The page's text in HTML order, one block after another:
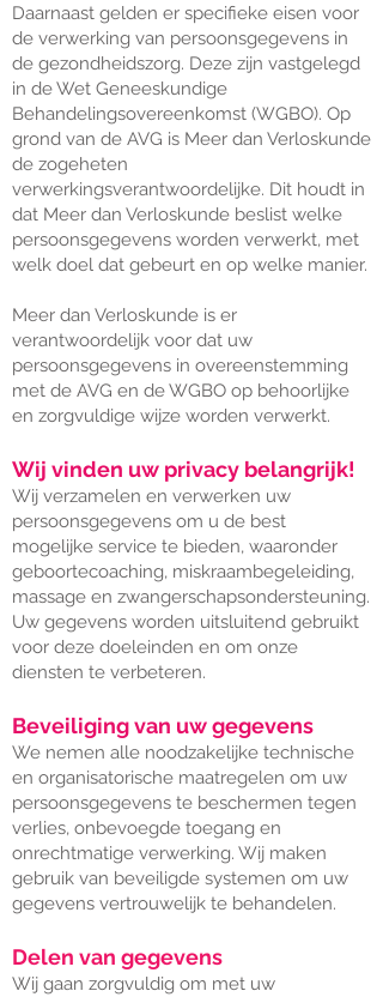
Daarnaast gelden er specifieke eisen voor
de verwerking van persoonsgegevens in
de gezondheidszorg. Deze zijn vastgelegd
in de Wet Geneeskundige
Behandelingsovereenkomst (WGBO). Op
grond van de AVG is Meer dan Verloskunde
de zogeheten
verwerkingsverantwoordelijke. Dit houdt in
dat Meer dan Verloskunde beslist welke
persoonsgegevens worden verwerkt, met
welk doel dat gebeurt en op welke manier.
​Meer dan Verloskunde is er
verantwoordelijk voor dat uw
persoonsgegevens in overeenstemming
met de AVG en de WGBO op behoorlijke
en zorgvuldige wijze worden verwerkt.
Wij vinden uw privacy belangrijk!
Wij verzamelen en verwerken uw
persoonsgegevens om u de best
mogelijke service te bieden, waaronder
geboortecoaching, miskraambegeleiding,
massage en zwangerschapsondersteuning.
Uw gegevens worden uitsluitend gebruikt
voor deze doeleinden en om onze
diensten te verbeteren.
Beveiliging van uw gegevens
We nemen alle noodzakelijke technische
en organisatorische maatregelen om uw
persoonsgegevens te beschermen tegen
verlies, onbevoegde toegang en
onrechtmatige verwerking. Wij maken
gebruik van beveiligde systemen om uw
gegevens vertrouwelijk te behandelen.
Delen van gegevens
Wij gaan zorgvuldig om met uw